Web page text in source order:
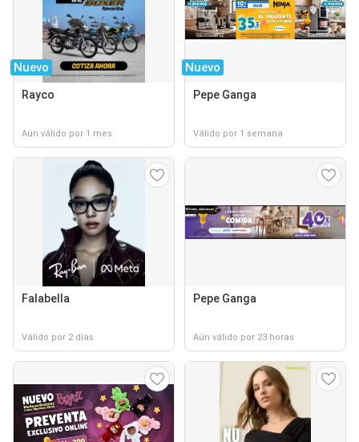
Nuevo
Rayco
Aún válido por 1 mes
Nuevo
Pepe Ganga
Válido por 1 semana
Falabella
Válido por 2 días
Pepe Ganga
Aún válido por 23 horas